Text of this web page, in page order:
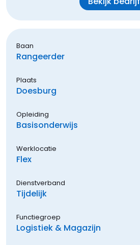
Baan
Rangeerder
Plaats
Doesburg
Opleiding
Basisonderwijs
Werklocatie
Flex
Dienstverband
Tijdelijk
Functiegroep
Logistiek & Magazijn